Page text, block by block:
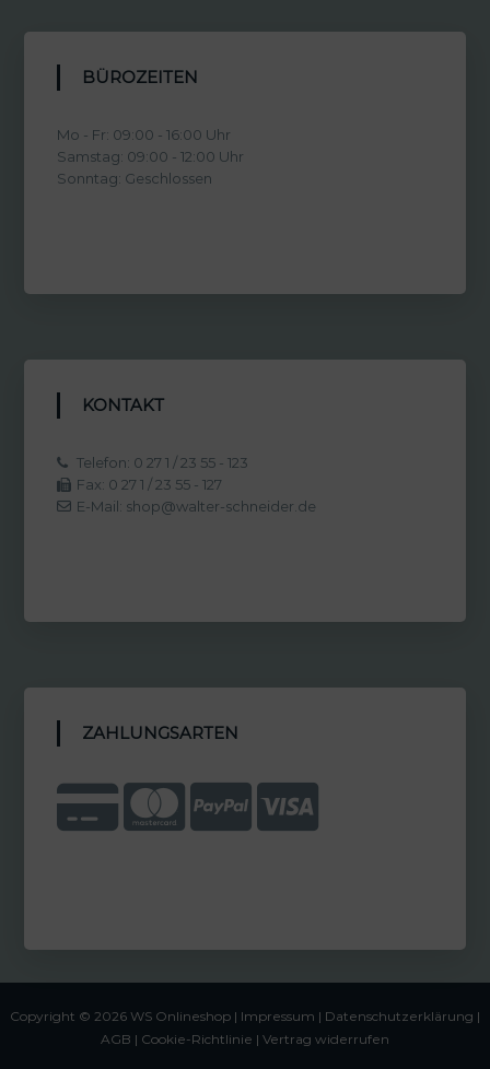
BÜROZEITEN
Mo - Fr: 09:00 - 16:00 Uhr
Samstag: 09:00 - 12:00 Uhr
Sonntag: Geschlossen
KONTAKT
Telefon: 0 27 1 / 23 55 - 123
Fax: 0 27 1 / 23 55 - 127
E-Mail: shop@walter-schneider.de
ZAHLUNGSARTEN
Copyright © 2026 WS Onlineshop | Impressum | Datenschutzerklärung |
AGB | Cookie-Richtlinie | Vertrag widerrufen